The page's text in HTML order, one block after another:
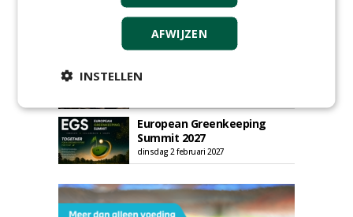
HAS start nieuwe opleiding
Hoofdgreenkeeper
donderdag 24 september 2026
woensdag 2 december
European Greenkeeping
Summit 2027
dinsdag 2 februari 2027
AFWIJZEN
INSTELLEN